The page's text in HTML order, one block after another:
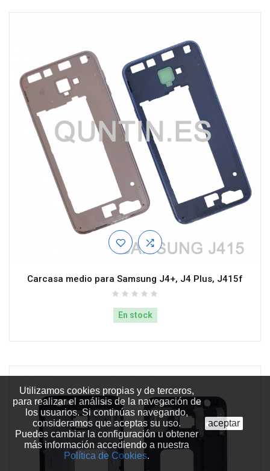
Utilizamos cookies propias y de terceros,
para realizar el análisis de la navegación de
los usuarios. Si continúas navegando,
consideramos que aceptas su uso.
Puedes cambiar la configuración u obtener
más información accediendo a nuestra
Política de Cookies.
aceptar
Carcasa medio para Samsung J4+, J4 Plus, J415f
En stock